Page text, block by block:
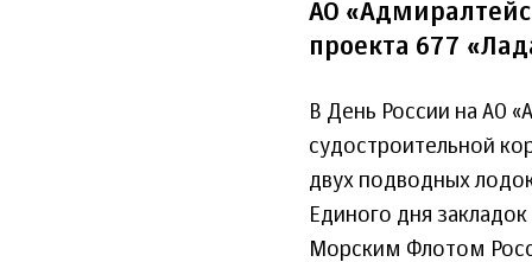
АО
проекта 677
В День России на АО
судостроительной
двух подводных
Единого дня
Морским Флотом